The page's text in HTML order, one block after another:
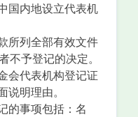
中国内地设立代表机
款所列全部有效文件
不予登记的决定。
会代表机构登记证
明理由。
记的事项包括：名